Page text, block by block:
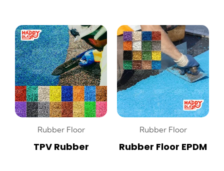
Rubber Floor
TPV Rubber
Rubber Floor
Rubber Floor EPDM